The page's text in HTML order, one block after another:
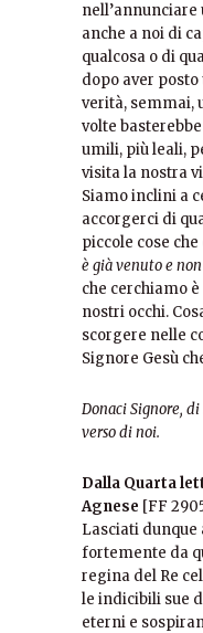
nell’annunciare
anche a noi di
qualcosa o di
dopo aver
verità, semmai,
volte
umili, più leali,
visita la nostra
Siamo inclini a
accorgerci di
piccole cose
è già venuto e
che cerchiamo
nostri occhi.
scorgere nelle
Signore Gesù
Donaci Signore,
verso di noi.
Dalla Quarta
Agnese [FF
Lasciati
fortemente da
regina del Re
le indicibili sue
eterni e